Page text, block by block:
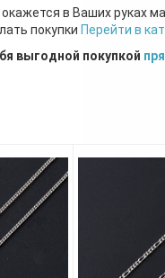
в Ваших руках
покупки Перейти в
выгодной покупкой